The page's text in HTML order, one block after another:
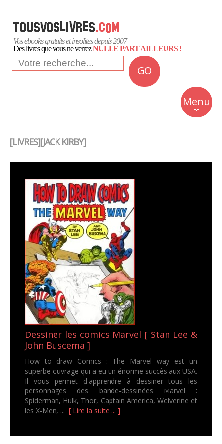
Vos ebooks gratuits et insolites depuis 2007
Des livres que vous ne verrezNULLE PART AILLEURS !
GO
Menu
Insolite
Business
[LIVRES][JACK KIRBY]
Dessiner les comics Marvel [ Stan Lee &
John Buscema ]
How to draw Comics : The Marvel way est un
superbe ouvrage qui a eu un énorme succès aux USA.
Il vous permet d'apprendre à dessiner tous les
personnages des bande-dessinées Marvel :
Spiderman, Hulk, Thor, Captain America, Wolverine et
les X-Men, ... [ Lire la suite ... ]